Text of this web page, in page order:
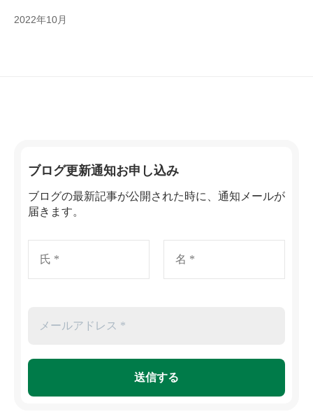
2022年10月
ブログ更新通知お申し込み
ブログの最新記事が公開された時に、通知メールが
届きます。